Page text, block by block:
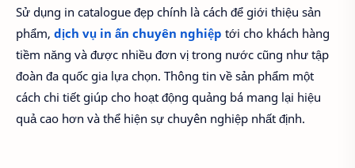
Sử dụng in catalogue đẹp chính là cách để giới thiệu sản
phẩm, dịch vụ in ấn chuyên nghiệp tới cho khách hàng
tiềm năng và được nhiều đơn vị trong nước cũng như tập
đoàn đa quốc gia lựa chọn. Thông tin về sản phẩm một
cách chi tiết giúp cho hoạt động quảng bá mang lại hiệu
quả cao hơn và thể hiện sự chuyên nghiệp nhất định.